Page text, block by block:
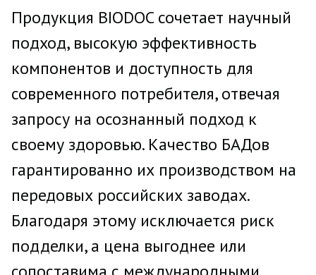
Продукция BIODOC сочетает научный
подход, высокую эффективность
компонентов и доступность для
современного потребителя, отвечая
запросу на осознанный подход к
своему здоровью. Качество БАДов
гарантированно их производством на
передовых российских заводах.
Благодаря этому исключается риск
подделки, а цена выгоднее или